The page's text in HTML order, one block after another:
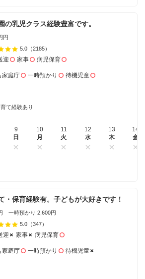
の乳児クラス経験豊富です。
円
5.0 （2185）
迎 家事 病児保育
家庭庁 一時預かり 待機児童
て経験あり
9
日
10
月
11
火
12
水
13
木
14
金
・保育経験有。子どもが大好きです！
一時預かり 2,600円
5.0 （347）
迎 家事 病児保育
家庭庁 一時預かり 待機児童